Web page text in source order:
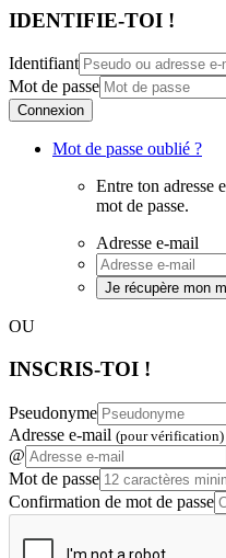
IDENTIFIE-TOI !
Identifiant
Mot de passe
Connexion
Mot de passe oublié ?
Entre ton adresse
mot de passe.
Adresse e-mail
Je récupère mon
OU
INSCRIS-TOI !
Pseudonyme
Adresse e-mail (pour vérification)
@
Mot de passe
Confirmation de mot de passe